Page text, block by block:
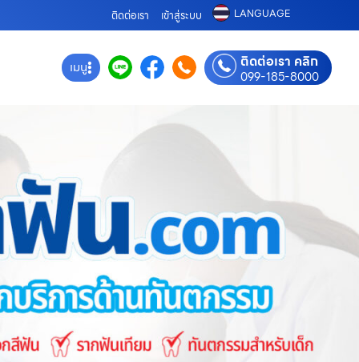
ติดต่อเรา เข้าสู่ระบบ LANGUAGE
เมนู ติดต่อเรา คลิก
099-185-8000